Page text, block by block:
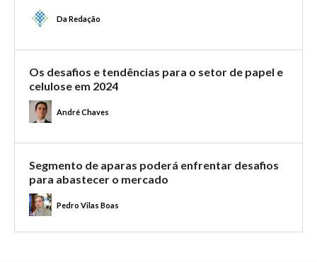
Da Redação
Os desafios e tendências para o setor de papel e
celulose em 2024
André Chaves
Segmento de aparas poderá enfrentar desafios
para abastecer o mercado
Pedro Vilas Boas